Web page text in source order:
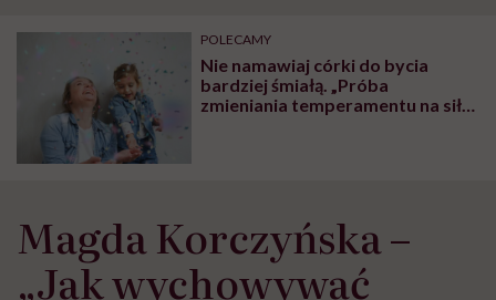
POLECAMY
Nie namawiaj córki do bycia
bardziej śmiałą. „Próba
zmieniania temperamentu na siłę
Magda Korczyńska –
„Jak wychowywać